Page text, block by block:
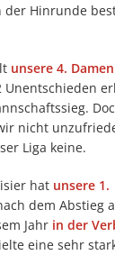
der Hinrunde
unsere 4.
Unentschieden
nicht
Liga keine.
hat unsere 1.
dem Abstieg
Jahr in der
eine sehr